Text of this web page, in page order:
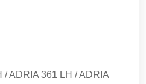
/ ADRIA 361 LH / ADRIA